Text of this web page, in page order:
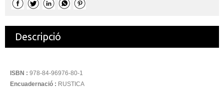
Descripció
ISBN : 978-84-96976-80-1
Encuadernació : RUSTICA